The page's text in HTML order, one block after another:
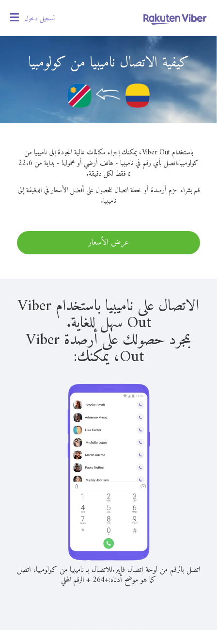
تسجيل دخول
كيفية الاتصال ناميبيا من كولومبيا
باستخدام Viber Out، يمكنك إجراء مكالمات عالية الجودة إلى ناميبيا من
كولومبيا.
اتصل بأي رقم في ناميبيا - هاتف أرضي أو محمول! - بداية من 22.6
¢ فقط لكل دقيقة.
قم بشراء حزم أرصدة أو خطة اتصال للحصول على أفضل الأسعار في الدقيقة إلى
ناميبيا.
عرض الأسعار
الاتصال على ناميبيا باستخدام Viber
Out سهل للغاية.
بمجرد حصولك على أرصدة Viber
Out، يمكنك:
اتصل بالرقم من لوحة اتصال فايبر.للاتصال بـ ناميبيا من كولومبيا، اتصل
كما هو موضح أدناه:+
264
+الرقم المحلي